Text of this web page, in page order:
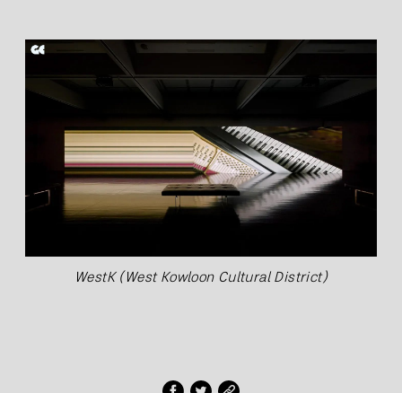
WestK (West Kowloon Cultural District)